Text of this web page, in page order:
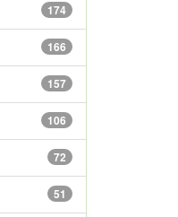
174
166
157
106
72
51